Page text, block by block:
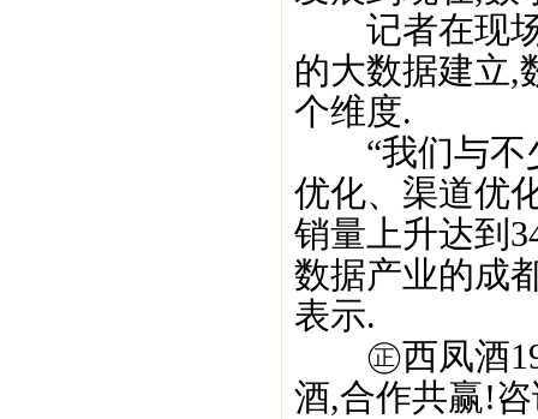
记者在现场
的大数据建立,
个维度.
“我们与不
优化、渠道优
销量上升达到
数据产业的成
表示.
㊣西凤酒
酒,合作共赢!咨